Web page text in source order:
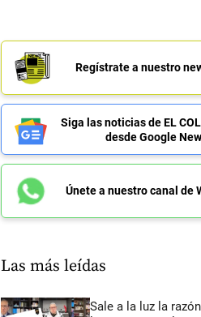
Regístrate a nuestro
Siga las noticias de EL
desde Google
Únete a nuestro canal de
Las más leídas
Sale a la luz la